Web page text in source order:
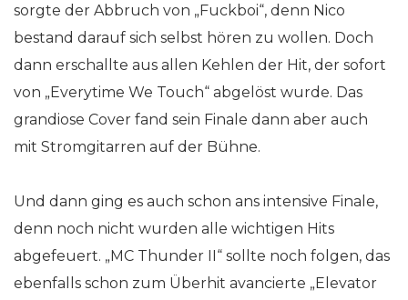
sorgte der Abbruch von „Fuckboi“, denn Nico
bestand darauf sich selbst hören zu wollen. Doch
dann erschallte aus allen Kehlen der Hit, der sofort
von „Everytime We Touch“ abgelöst wurde. Das
grandiose Cover fand sein Finale dann aber auch
mit Stromgitarren auf der Bühne.
Und dann ging es auch schon ans intensive Finale,
denn noch nicht wurden alle wichtigen Hits
abgefeuert. „MC Thunder II“ sollte noch folgen, das
ebenfalls schon zum Überhit avancierte „Elevator